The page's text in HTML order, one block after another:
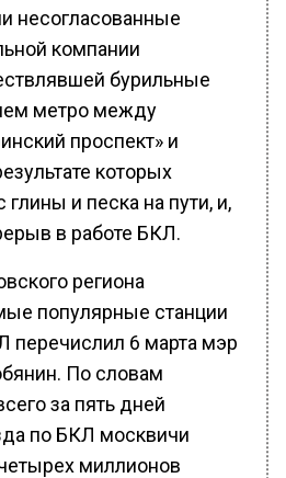
несогласованные
компании
бурильные
метро между
проспект» и
которых
и песка на пути, и,
в работе БКЛ.
региона
популярные станции
перечислил 6 марта мэр
По словам
за пять дней
по БКЛ москвичи
миллионов